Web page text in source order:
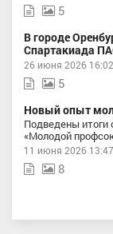
5
В городе
Спартакиада
26 июня 2026 16:02
5
Новый опыт
Подведены итоги
«Молодой
11 июня 2026 13:47
8